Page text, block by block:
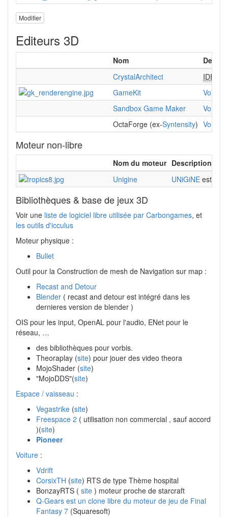
Modifier
Editeurs 3D
Nom
CrystalArchitect
IDE
GameKit
Voir en
Sandbox Game Maker
Voir en
OctaForge (ex-Syntensity) Voir en
Moteur non-libre
Nom du moteur Description
Unigine
UNiGiNE est à la
Bibliothèques & base de jeux 3D
Voir une liste de logiciel libre utilisée par Carbongames, et
les outils d'icculus
Moteur physique :
Bullet
Outil pour la Construction de mesh de Navigation sur map :
Recast and Detour
Blender ( recast and detour est intégré dans les
dernieres version de blender )
OIS pour les input, OpenAL pour l'audio, ENet pour le
réseau, …
des bibliothèques pour vorbis.
Theoraplay (site) pour jouer des video theora
MojoShader (site)
"MojoDDS"(site)
Espace / vaisseau :
Vegastrike (site)
Freespace 2 ( utilisation non commercial , sauf accord
)(site)
Pioneer
Voiture :
Vdrift
CorsixTH (site) RTS de type Thème hospital
BonzayRTS ( site ) moteur proche de starcraft
Q-Gears est un clone libre du moteur de jeu de Final
Fantasy 7 (Squaresoft)